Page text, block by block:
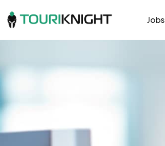
Jobs